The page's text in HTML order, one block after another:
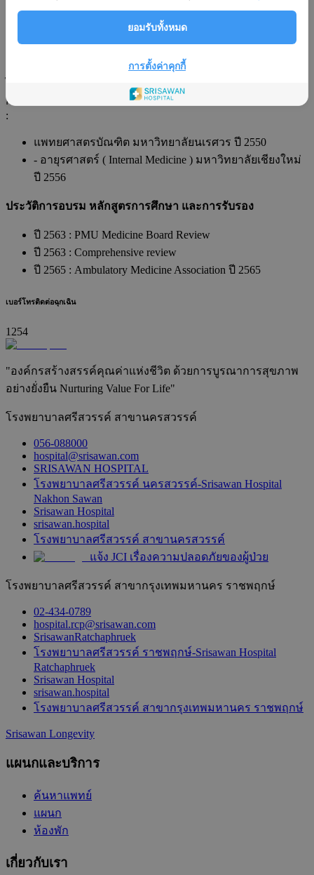
การศึกษา
:
แพทยศาสตรบัณฑิต มหาวิทยาลัยนเรศวร ปี 2550
- อายุรศาสตร์ ( Internal Medicine ) มหาวิทยาลัยเชียงใหม่
ปี 2556
ประวัติการอบรม หลักสูตรการศึกษา และการรับรอง
ปี 2563 : PMU Medicine Board Review
ปี 2563 : Comprehensive review
ปี 2565 : Ambulatory Medicine Association ปี 2565
เบอร์โทรติดต่อฉุกเฉิน
1254
"องค์กรสร้างสรรค์คุณค่าแห่งชีวิต ด้วยการบูรณาการสุขภาพ
อย่างยั่งยืน Nurturing Value For Life"
โรงพยาบาลศรีสวรรค์ สาขานครสวรรค์
056-088000
hospital@srisawan.com
SRISAWAN HOSPITAL
โรงพยาบาลศรีสวรรค์ นครสวรรค์-Srisawan Hospital
Nakhon Sawan
Srisawan Hospital
srisawan.hospital
โรงพยาบาลศรีสวรรค์ สาขานครสวรรค์
แจ้ง JCI เรื่องความปลอดภัยของผู้ป่วย
โรงพยาบาลศรีสวรรค์ สาขากรุงเทพมหานคร ราชพฤกษ์
02-434-0789
hospital.rcp@srisawan.com
SrisawanRatchaphruek
โรงพยาบาลศรีสวรรค์ ราชพฤกษ์-Srisawan Hospital
Ratchaphruek
Srisawan Hospital
srisawan.hospital
โรงพยาบาลศรีสวรรค์ สาขากรุงเทพมหานคร ราชพฤกษ์
Srisawan Longevity
แผนกและบริการ
ค้นหาแพทย์
แผนก
ห้องพัก
เกี่ยวกับเรา
ยอมรับทั้งหมด
การตั้งค่าคุกกี้